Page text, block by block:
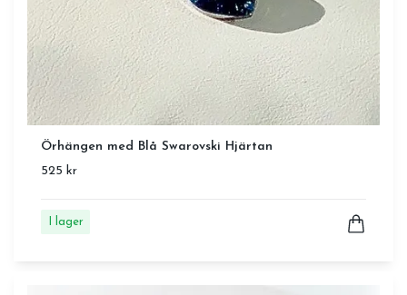
Örhängen med Blå Swarovski Hjärtan
525 kr
I lager